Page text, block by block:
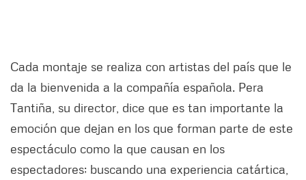
Cada montaje se realiza con artistas del país que le
da la bienvenida a la compañía española. Pera
Tantiña, su director, dice que es tan importante la
emoción que dejan en los que forman parte de este
espectáculo como la que causan en los
espectadores; buscando una experiencia catártica,